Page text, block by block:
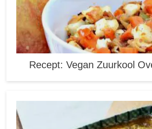
Recept: Vegan Zuurkool